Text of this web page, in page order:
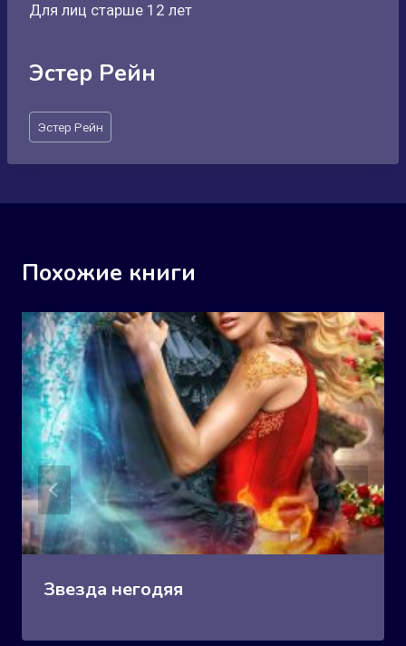
Для лиц старше 12 лет
Эстер Рейн
Метки
записи:
Эстер Рейн
Похожие книги
Звезда негодяя